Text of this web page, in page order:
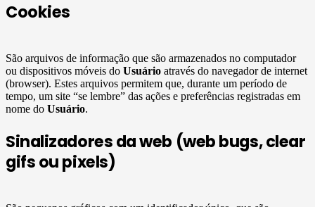
Cookies
São arquivos de informação que são armazenados no computador
ou dispositivos móveis do Usuário através do navegador de internet
(browser). Estes arquivos permitem que, durante um período de
tempo, um site “se lembre” das ações e preferências registradas em
nome do Usuário.
Sinalizadores da web (web bugs, clear
gifs ou pixels)